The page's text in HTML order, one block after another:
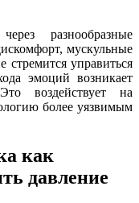
разнообразные
мускульные
стремится управиться
эмоций возникает
воздействует на
более уязвимым
как
давление